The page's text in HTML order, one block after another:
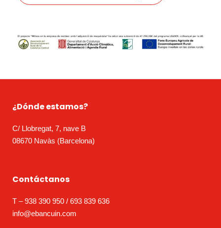
¿Dónde estamos?
C/ Llobregat, 7, nave B
08670 Navàs (Barcelona)
Contáctanos
T – 938 390 950 / 693 839 636
info@ebancuin.com